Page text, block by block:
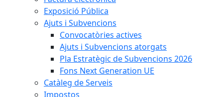
Exposició Pública
Ajuts i Subvencions
Convocatòries actives
Ajuts i Subvencions atorgats
Pla Estratègic de Subvencions 2026
Fons Next Generation UE
Catàleg de Serveis
Impostos